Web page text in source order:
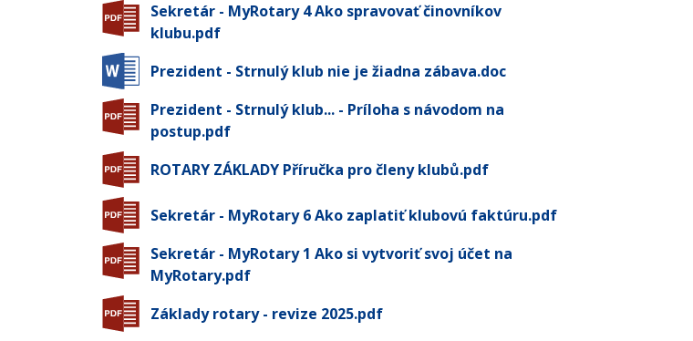
Sekretár - MyRotary 4 Ako spravovať činovníkov
klubu.pdf
Prezident - Strnulý klub nie je žiadna zábava.doc
Prezident - Strnulý klub... - Príloha s návodom na
postup.pdf
ROTARY ZÁKLADY Příručka pro členy klubů.pdf
Sekretár - MyRotary 6 Ako zaplatiť klubovú faktúru.pdf
Sekretár - MyRotary 1 Ako si vytvoriť svoj účet na
MyRotary.pdf
Základy rotary - revize 2025.pdf